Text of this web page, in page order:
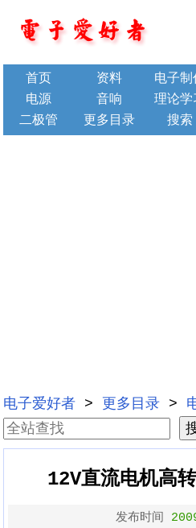
首页 资料 电子制
电源
音响 理论学
二极管
更多目录 搜索
电子爱好者 > 更多目录 >
12V直流电机高
发布时间